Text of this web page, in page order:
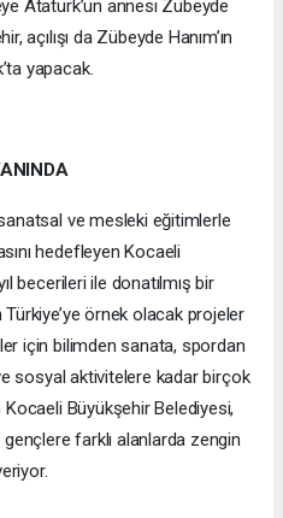
Atatürk’ün annesi Zübeyde
açılışı da Zübeyde Hanım’ın
yapacak.
ve mesleki eğitimlerle
hedefleyen Kocaeli
becerileri ile donatılmış bir
örnek olacak projeler
için bilimden sanata, spordan
sosyal aktivitelere kadar birçok
Büyükşehir Belediyesi,
gençlere farklı alanlarda zengin